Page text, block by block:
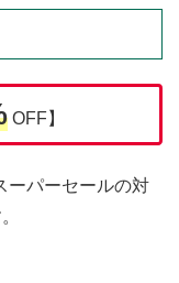
OFF】
ーパーセールの対